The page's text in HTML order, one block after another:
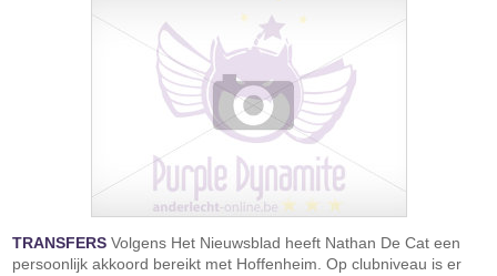
TRANSFERS Volgens Het Nieuwsblad heeft Nathan De Cat een
persoonlijk akkoord bereikt met Hoffenheim. Op clubniveau is er